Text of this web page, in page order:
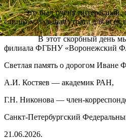
Это был очень интересный,
слишком большая утрата для всех
В этот скорбный день мы
филиала ФГБНУ «Воронежский
Светлая память о дорогом Иване
А.И. Костяев — академик РАН,
Г.Н. Никонова — член-
Санкт-Петербургский
21.06.2026.